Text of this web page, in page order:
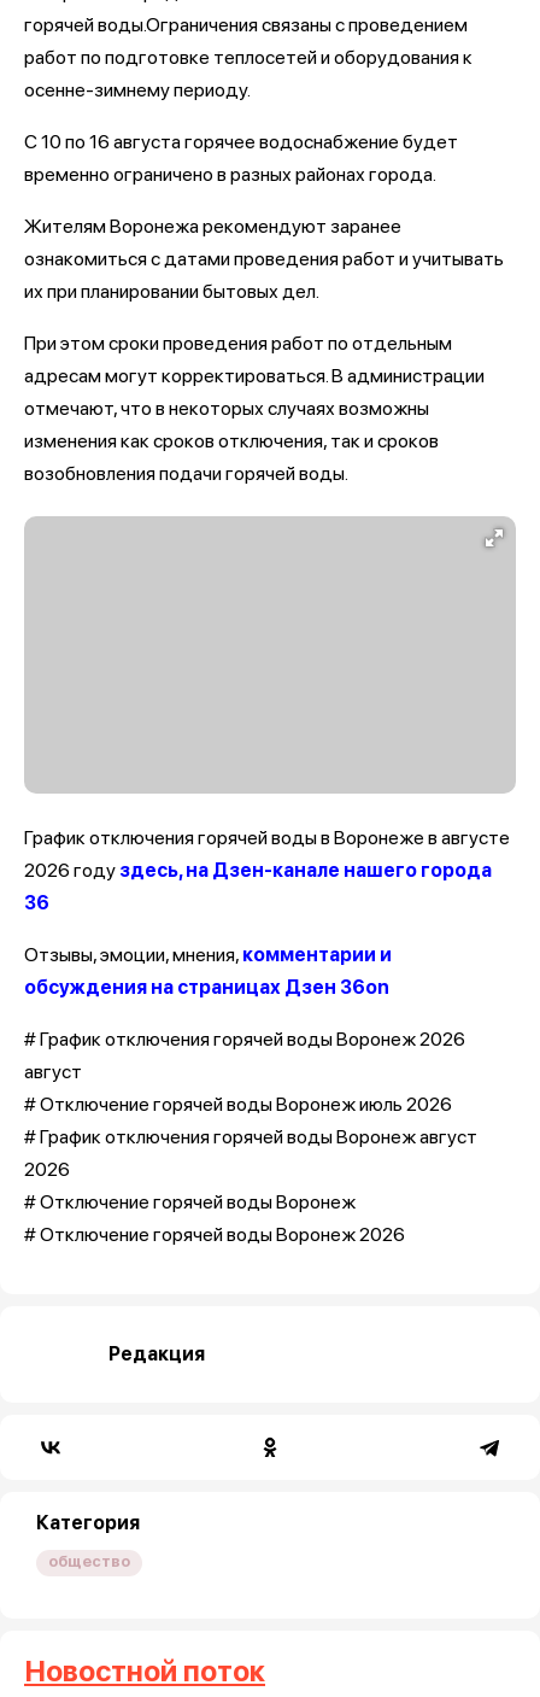
горячей воды.Ограничения связаны с проведением
работ по подготовке теплосетей и оборудования к
осенне-зимнему периоду.
С 10 по 16 августа горячее водоснабжение будет
временно ограничено в разных районах города.
Жителям Воронежа рекомендуют заранее
ознакомиться с датами проведения работ и учитывать
их при планировании бытовых дел.
При этом сроки проведения работ по отдельным
адресам могут корректироваться. В администрации
отмечают, что в некоторых случаях возможны
изменения как сроков отключения, так и сроков
возобновления подачи горячей воды.
График отключения горячей воды в Воронеже в августе
2026 году здесь, на Дзен-канале нашего города
36
Отзывы, эмоции, мнения, комментарии и
обсуждения на страницах Дзен 36on
# График отключения горячей воды Воронеж 2026
август
# Отключение горячей воды Воронеж июль 2026
# График отключения горячей воды Воронеж август
2026
# Отключение горячей воды Воронеж
# Отключение горячей воды Воронеж 2026
Редакция
Категория
общество
Новостной поток